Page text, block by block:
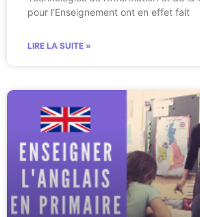
pour l’Enseignement ont en effet fait
LIRE LA SUITE »